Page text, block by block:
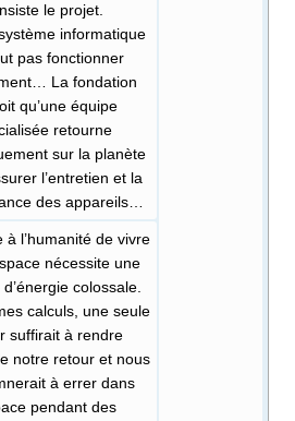
le projet.
informatique
pas fonctionner
La fondation
qu’une équipe
retourne
sur la planète
l’entretien et la
des appareils…
à l’humanité de vivre
nécessite une
colossale.
calculs, une seule
suffirait à rendre
notre retour et nous
à errer dans
pendant des